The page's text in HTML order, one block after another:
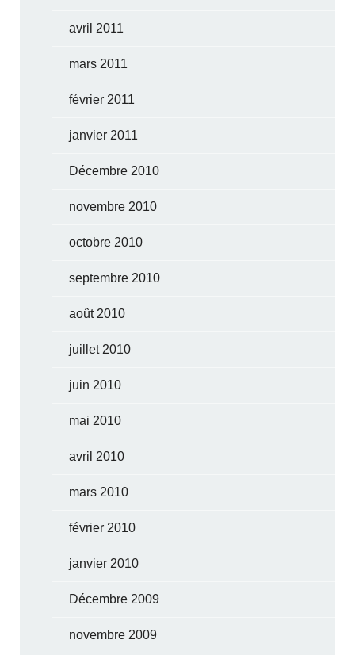
avril 2011
mars 2011
février 2011
janvier 2011
Décembre 2010
novembre 2010
octobre 2010
septembre 2010
août 2010
juillet 2010
juin 2010
mai 2010
avril 2010
mars 2010
février 2010
janvier 2010
Décembre 2009
novembre 2009